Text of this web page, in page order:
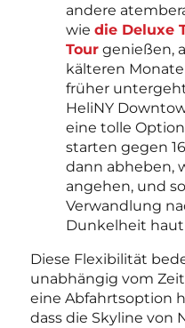
andere
wie die Deluxe
Tour genießen,
kälteren
früher
HeliNY
eine tolle
starten gegen
dann abheben,
angehen, und
Verwandlung
Dunkelheit
Diese Flexibilität
unabhängig vom
eine Abfahrtsoption
dass die Skyline von